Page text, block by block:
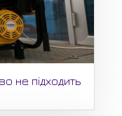
не підходить